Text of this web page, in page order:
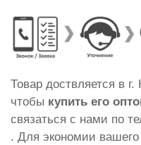
Товар доствляется в
чтобы купить его
связаться с нами по
. Для экономии